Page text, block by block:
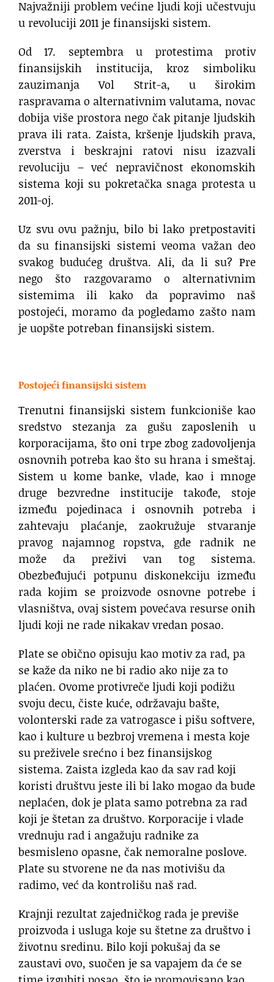
Najvažniji problem većine ljudi koji učestvuju
u revoluciji 2011 je finansijski sistem.
Od 17. septembra u protestima protiv
finansijskih institucija, kroz simboliku
zauzimanja Vol Strit-a, u širokim
raspravama o alternativnim valutama, novac
dobija više prostora nego čak pitanje ljudskih
prava ili rata. Zaista, kršenje ljudskih prava,
zverstva i beskrajni ratovi nisu izazvali
revoluciju – već nepravičnost ekonomskih
sistema koji su pokretačka snaga protesta u
2011-oj.
Uz svu ovu pažnju, bilo bi lako pretpostaviti
da su finansijski sistemi veoma važan deo
svakog budućeg društva. Ali, da li su? Pre
nego što razgovaramo o alternativnim
sistemima ili kako da popravimo naš
postojeći, moramo da pogledamo zašto nam
je uopšte potreban finansijski sistem.
Postojeći finansijski sistem
Trenutni finansijski sistem funkcioniše kao
sredstvo stezanja za gušu zaposlenih u
korporacijama, što oni trpe zbog zadovoljenja
osnovnih potreba kao što su hrana i smeštaj.
Sistem u kome banke, vlade, kao i mnoge
druge bezvredne institucije takođe, stoje
između pojedinaca i osnovnih potreba i
zahtevaju plaćanje, zaokružuje stvaranje
pravog najamnog ropstva, gde radnik ne
može da preživi van tog sistema.
Obezbeđujući potpunu diskonekciju između
rada kojim se proizvode osnovne potrebe i
vlasništva, ovaj sistem povećava resurse onih
ljudi koji ne rade nikakav vredan posao.
Plate se obično opisuju kao motiv za rad, pa
se kaže da niko ne bi radio ako nije za to
plaćen. Ovome protivreče ljudi koji podižu
svoju decu, čiste kuće, održavaju bašte,
volonterski rade za vatrogasce i pišu softvere,
kao i kulture u bezbroj vremena i mesta koje
su preživele srećno i bez finansijskog
sistema. Zaista izgleda kao da sav rad koji
koristi društvu jeste ili bi lako mogao da bude
neplaćen, dok je plata samo potrebna za rad
koji je štetan za društvo. Korporacije i vlade
vrednuju rad i angažuju radnike za
besmisleno opasne, čak nemoralne poslove.
Plate su stvorene ne da nas motivišu da
radimo, već da kontrolišu naš rad.
Krajnji rezultat zajedničkog rada je previše
proizvoda i usluga koje su štetne za društvo i
životnu sredinu. Bilo koji pokušaj da se
zaustavi ovo, suočen je sa vapajem da će se